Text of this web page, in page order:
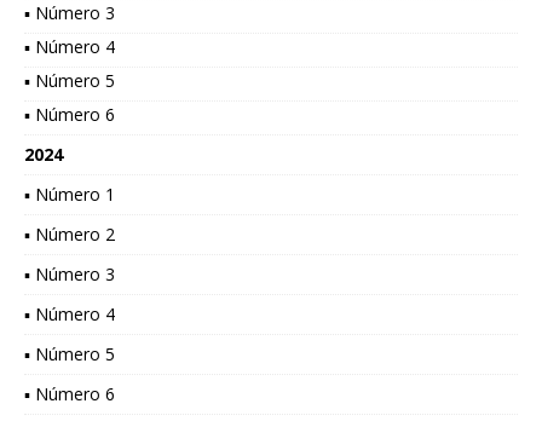
▪ Número 3
▪ Número 4
▪ Número 5
▪ Número 6
2024
▪ Número 1
▪ Número 2
▪ Número 3
▪ Número 4
▪ Número 5
▪ Número 6